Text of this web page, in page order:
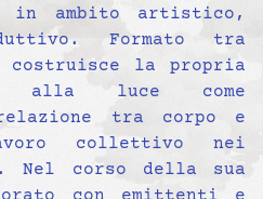
in ambito artistico,
Formato tra
la propria
alla luce come
tra corpo e
collettivo nei
Nel corso della sua